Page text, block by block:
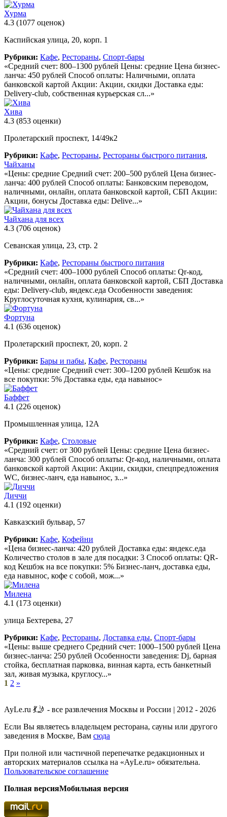
Хурма
4.3 (1077 оценок)
Каспийская улица, 20, корп. 1
Рубрики: Кафе, Рестораны, Спорт-бары
«Средний счет: 800–1300 рублей Цены: средние Цена бизнес-
ланча: 450 рублей Способ оплаты: Наличными, оплата
банковской картой Акции: Акции, скидки Доставка еды:
Delivery-club, собственная курьерская сл...»
Хива
4.3 (853 оценки)
Пролетарский проспект, 14/49к2
Рубрики: Кафе, Рестораны, Рестораны быстрого питания,
Чайханы
«Цены: средние Средний счет: 200–500 рублей Цена бизнес-
ланча: 400 рублей Способ оплаты: Банковским переводом,
наличными, онлайн, оплата банковской картой, СБП Акции:
Акции, бонусы Доставка еды: Delive...»
Чайхана для всех
4.3 (706 оценок)
Севанская улица, 23, стр. 2
Рубрики: Кафе, Рестораны быстрого питания
«Средний счет: 400–1000 рублей Способ оплаты: Qr-код,
наличными, онлайн, оплата банковской картой, СБП Доставка
еды: Delivery-club, яндекс.еда Особенности заведения:
Круглосуточная кухня, кулинария, св...»
Фортуна
4.1 (636 оценок)
Пролетарский проспект, 20, корп. 2
Рубрики: Бары и пабы, Кафе, Рестораны
«Цены: средние Средний счет: 300–1200 рублей Кешбэк на
все покупки: 5% Доставка еды, еда навынос»
Баффет
4.1 (226 оценок)
Промышленная улица, 12А
Рубрики: Кафе, Столовые
«Средний счет: от 300 рублей Цены: средние Цена бизнес-
ланча: 300 рублей Способ оплаты: Qr-код, наличными, оплата
банковской картой Акции: Акции, скидки, спецпредложения
WC, бизнес-ланч, еда навынос, з...»
Диччи
4.1 (192 оценки)
Кавказский бульвар, 57
Рубрики: Кафе, Кофейни
«Цена бизнес-ланча: 420 рублей Доставка еды: яндекс.еда
Количество столов в зале для посадки: 3 Способ оплаты: QR-
код Кешбэк на все покупки: 5% Бизнес-ланч, доставка еды,
еда навынос, кофе с собой, мож...»
Милена
4.1 (173 оценки)
улица Бехтерева, 27
Рубрики: Кафе, Рестораны, Доставка еды, Спорт-бары
«Цены: выше среднего Средний счет: 1000–1500 рублей Цена
бизнес-ланча: 250 рублей Особенности заведения: Dj, барная
стойка, бесплатная парковка, винная карта, есть банкетный
зал, живая музыка, круглосу...»
1 2 »
AyLe.ru 💃🤳 - все развлечения Москвы и России | 2012 - 2026
Если Вы являетесь владельцем ресторана, сауны или другого
заведения в Москве, Вам сюда
При полной или частичной перепечатке редакционных и
авторских материалов ссылка на «AyLe.ru» обязательна.
Пользовательское соглашение
Полная версияМобильная версия